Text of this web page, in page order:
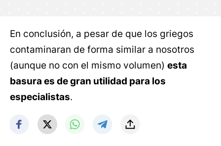
En conclusión, a pesar de que los griegos
contaminaran de forma similar a nosotros
(aunque no con el mismo volumen) esta
basura es de gran utilidad para los
especialistas.